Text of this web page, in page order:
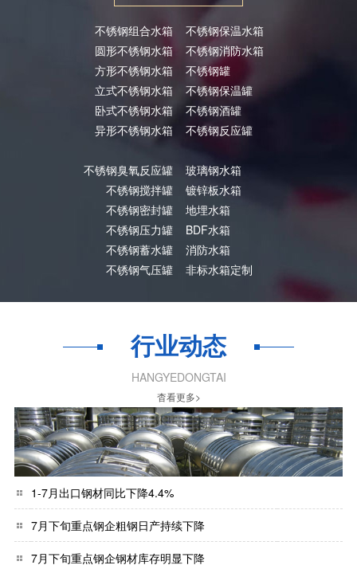
不锈钢组合水箱
圆形不锈钢水箱
方形不锈钢水箱
立式不锈钢水箱
卧式不锈钢水箱
异形不锈钢水箱
不锈钢臭氧反应罐
不锈钢搅拌罐
不锈钢密封罐
不锈钢压力罐
不锈钢蓄水罐
不锈钢气压罐
不锈钢保温水箱
不锈钢消防水箱
不锈钢罐
不锈钢保温罐
不锈钢酒罐
不锈钢反应罐
玻璃钢水箱
镀锌板水箱
地埋水箱
BDF水箱
消防水箱
非标水箱定制
行业动态
HANGYEDONGTAI
杳看更多>
1-7月出口钢材同比下降4.4%
7月下旬重点钢企粗钢日产持续下降
7月下旬重点钢企钢材库存明显下降